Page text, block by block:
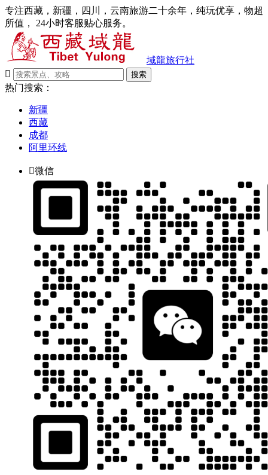
专注西藏，新疆，四川，云南旅游二十余年，纯玩优享，物超
所值， 24小时客服贴心服务。
域龍旅行社

搜索
热门搜索：
新疆
西藏
成都
阿里环线
微信